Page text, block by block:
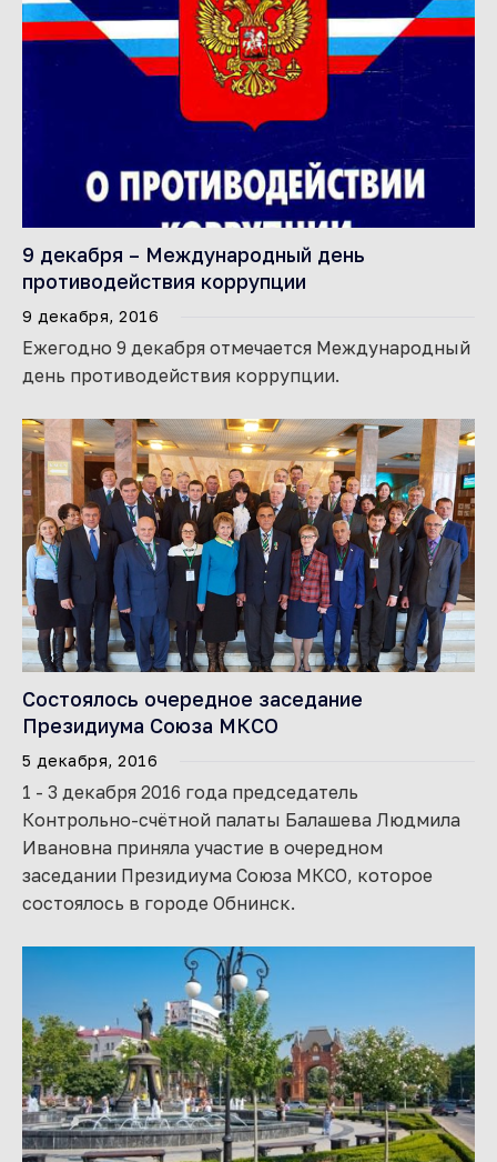
9 декабря – Международный день
противодействия коррупции
9 декабря, 2016
Ежегодно 9 декабря отмечается Международный
день противодействия коррупции.
Состоялось очередное заседание
Президиума Союза МКСО
5 декабря, 2016
1 - 3 декабря 2016 года председатель
Контрольно-счётной палаты Балашева Людмила
Ивановна приняла участие в очередном
заседании Президиума Союза МКСО, которое
состоялось в городе Обнинск.